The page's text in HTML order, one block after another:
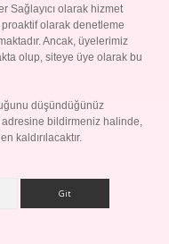
Sağlayıcı olarak hizmet
olarak denetleme
Ancak, üyelerimiz
olup, siteye üye olarak bu
düşündüğünüz
adresine bildirmeniz halinde,
kaldırılacaktır.